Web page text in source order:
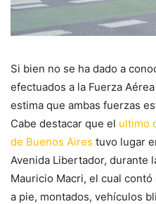
Si bien no se ha dado a
efectuados a la Fuerza
estima que ambas fuerzas
Cabe destacar que el ultimo
de Buenos Aires tuvo lugar
Avenida Libertador, durante
Mauricio Macri, el cual
a pie, montados, vehículos